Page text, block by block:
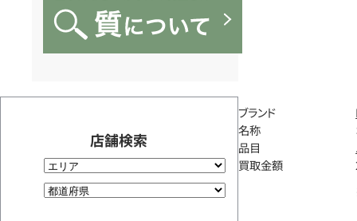
店舗検索
ブランド
名称
品目
買取金額